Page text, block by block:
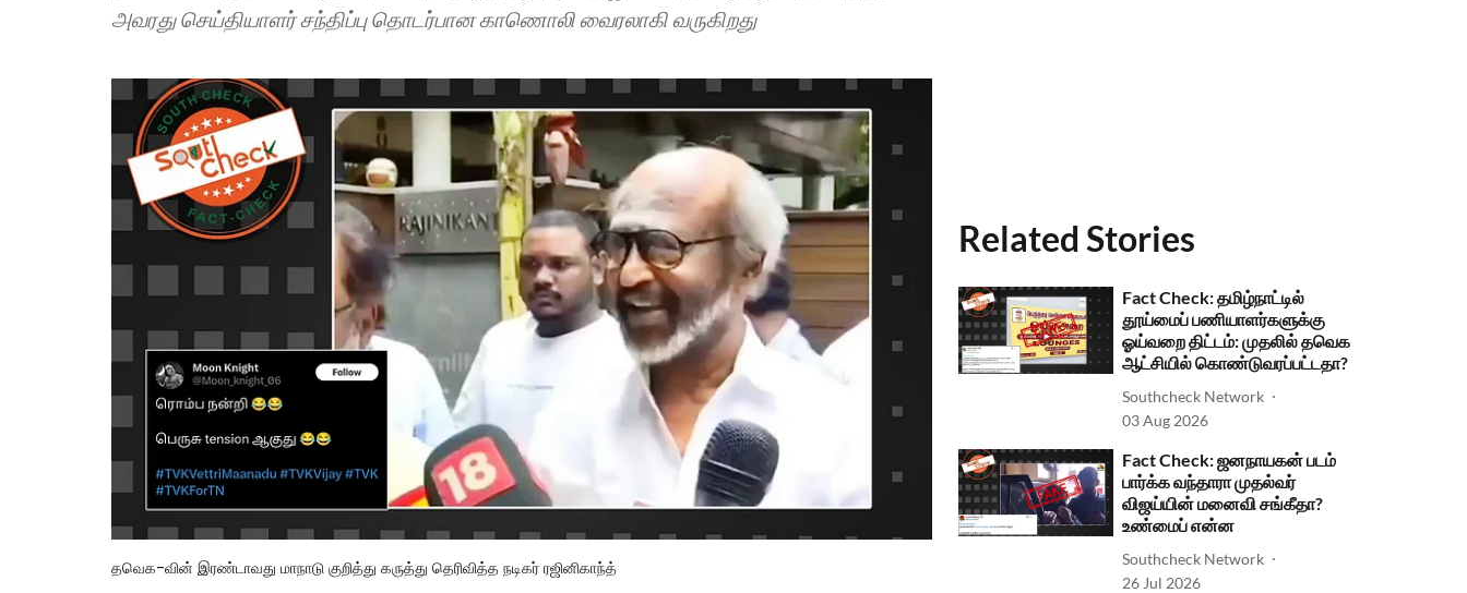
அவரது செய்தியாளர் சந்திப்பு தொடர்பான காணொலி வைரலாகி வருகிறது
தவெக-வின் இரண்டாவது மாநாடு குறித்து கருத்து தெரிவித்த நடிகர் ரஜினிகாந்த்
Related Stories
Fact Check: தமிழ்நாட்டில்
தூய்மைப் பணியாளர்களுக்கு
ஓய்வறை திட்டம்: முதலில் தவெக
ஆட்சியில் கொண்டுவரப்பட்டதா?
Southcheck Network
03 Aug 2026
Fact Check: ஜனநாயகன் படம்
பார்க்க வந்தாரா முதல்வர்
விஜய்யின் மனைவி சங்கீதா?
உண்மைப் என்ன
Southcheck Network
26 Jul 2026